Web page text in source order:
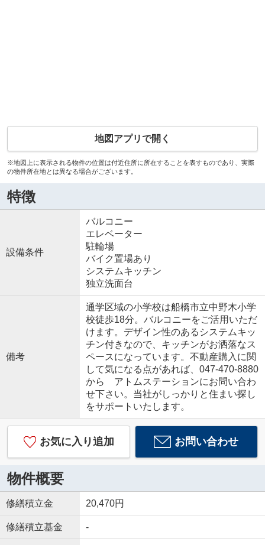
地図アプリで開く
※地図上に表示される物件の位置は付近住所に所在することを表すものであり、実際
の物件所在地とは異なる場合がございます。
特徴
設備条件
バルコニー
エレベーター
駐輪場
バイク置場あり
システムキッチン
独立洗面台
備考
通学区域の小学校は船橋市立中野木小学
校徒歩18分。バルコニーをご活用いただ
けます。デザイン性のあるシステムキッ
チン付きなので、キッチンがお洒落なス
ペースになっています。不動産購入に関
して気になる点があれば、047-470-8880
から アトムステーションにお問い合わ
せ下さい。当社がしっかりと住まい探し
をサポートいたします。
お気に入り追加 お問い合わせ
物件概要
修繕積立金 20,470円
修繕積立基金 -